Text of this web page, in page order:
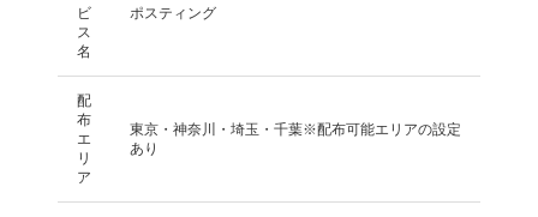
ビ
ス
名
ポスティング
配
布
エ
リ
ア
東京・神奈川・埼玉・千葉※配布可能エリアの設定
あり